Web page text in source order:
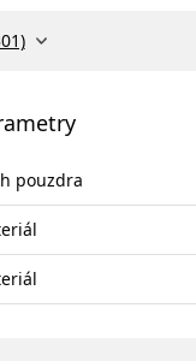
pouzdra